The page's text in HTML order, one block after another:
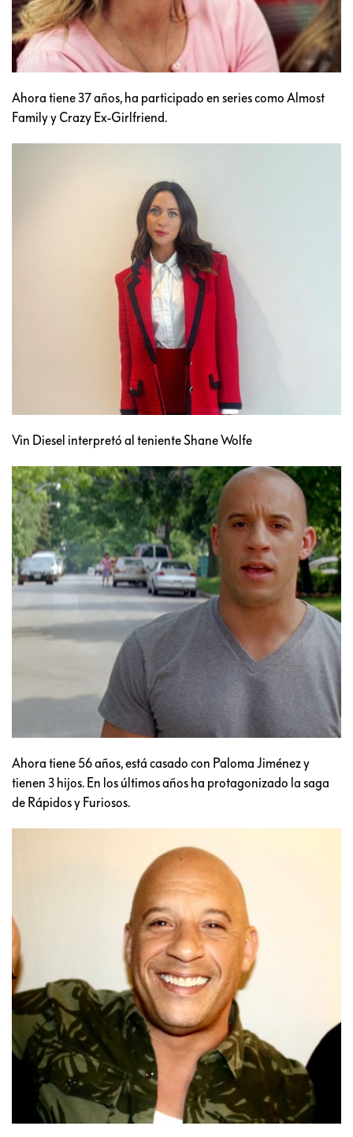
Ahora tiene 37 años, ha participado en series como Almost
Family y Crazy Ex-Girlfriend.
Vin Diesel interpretó al teniente Shane Wolfe
Ahora tiene 56 años, está casado con Paloma Jiménez y
tienen 3 hijos. En los últimos años ha protagonizado la saga
de Rápidos y Furiosos.